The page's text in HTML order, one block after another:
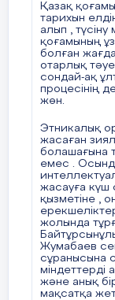
Қазақ
тарихын
алып ,
қоғамының
болған
отарлық
сондай-ақ
процесінің
жөн.
Этникалық
жасаған
болашағына
емес .
жасауға күш
қызметіне ,
жолында
Жумабаев
сұранысына
міндеттерді
және анық
мақсатқа